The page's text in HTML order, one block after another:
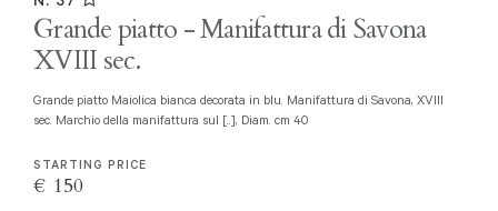
Grande piatto - Manifattura di Savona
XVIII sec.
Grande piatto Maiolica bianca decorata in blu. Manifattura di Savona, XVIII
sec. Marchio della manifattura sul [..], Diam. cm 40
STARTING PRICE
€ 150